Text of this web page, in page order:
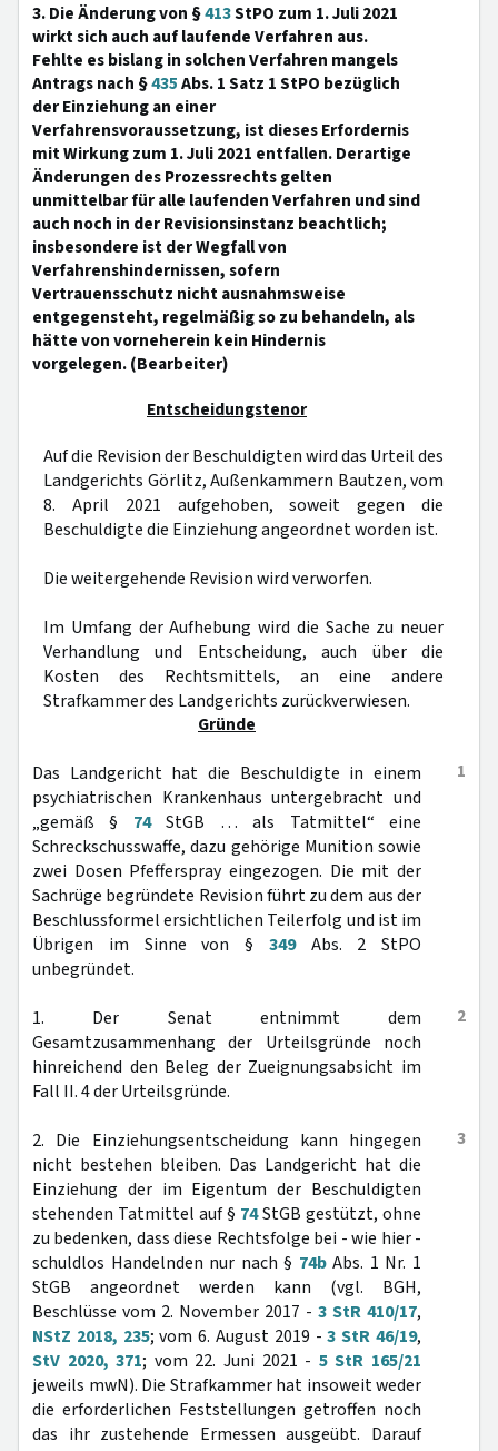
3. Die Änderung von §413StPO zum 1. Juli 2021
wirkt sich auch auf laufende Verfahren aus.
Fehlte es bislang in solchen Verfahren mangels
Antrags nach §435Abs. 1 Satz 1 StPO bezüglich
der Einziehung an einer
Verfahrensvoraussetzung, ist dieses Erfordernis
mit Wirkung zum 1. Juli 2021 entfallen. Derartige
Änderungen des Prozessrechts gelten
unmittelbar für alle laufenden Verfahren und sind
auch noch in der Revisionsinstanz beachtlich;
insbesondere ist der Wegfall von
Verfahrenshindernissen, sofern
Vertrauensschutz nicht ausnahmsweise
entgegensteht, regelmäßig so zu behandeln, als
hätte von vorneherein kein Hindernis
vorgelegen. (Bearbeiter)
Entscheidungstenor
Auf die Revision der Beschuldigten wird das Urteil des
Landgerichts Görlitz, Außenkammern Bautzen, vom
8. April 2021 aufgehoben, soweit gegen die
Beschuldigte die Einziehung angeordnet worden ist.
Die weitergehende Revision wird verworfen.
Im Umfang der Aufhebung wird die Sache zu neuer
Verhandlung und Entscheidung, auch über die
Kosten des Rechtsmittels, an eine andere
Strafkammer des Landgerichts zurückverwiesen.
Gründe
1
Das Landgericht hat die Beschuldigte in einem
psychiatrischen Krankenhaus untergebracht und
„gemäß § 74StGB … als Tatmittel“ eine
Schreckschusswaffe, dazu gehörige Munition sowie
zwei Dosen Pfefferspray eingezogen. Die mit der
Sachrüge begründete Revision führt zu dem aus der
Beschlussformel ersichtlichen Teilerfolg und ist im
Übrigen im Sinne von § 349Abs. 2 StPO
unbegründet.
2
1. Der Senat entnimmt dem
Gesamtzusammenhang der Urteilsgründe noch
hinreichend den Beleg der Zueignungsabsicht im
Fall II. 4 der Urteilsgründe.
3
2. Die Einziehungsentscheidung kann hingegen
nicht bestehen bleiben. Das Landgericht hat die
Einziehung der im Eigentum der Beschuldigten
stehenden Tatmittel auf § 74StGB gestützt, ohne
zu bedenken, dass diese Rechtsfolge bei - wie hier -
schuldlos Handelnden nur nach § 74bAbs. 1 Nr. 1
StGB angeordnet werden kann (vgl. BGH,
Beschlüsse vom 2. November 2017 - 3 StR 410/17,
NStZ 2018, 235; vom 6. August 2019 -3 StR 46/19,
StV 2020, 371; vom 22. Juni 2021 - 5 StR 165/21
jeweils mwN). Die Strafkammer hat insoweit weder
die erforderlichen Feststellungen getroffen noch
das ihr zustehende Ermessen ausgeübt. Darauf